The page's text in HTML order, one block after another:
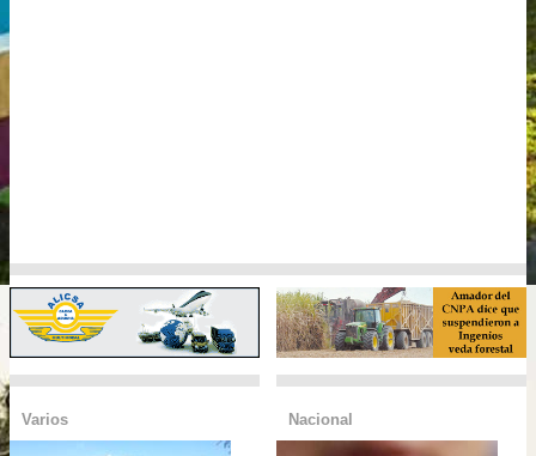
Varios Nacional